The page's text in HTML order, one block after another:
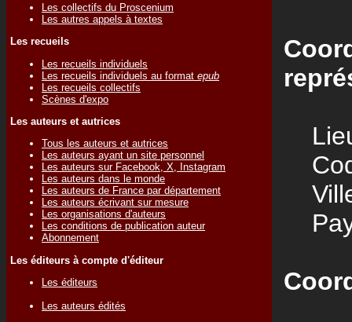
Les collectifs du Proscenium
Les autres appels à textes
Les recueils
Les recueils individuels
Les recueils individuels au format epub
Les recueils collectifs
Scènes d'expo
Les auteurs et autrices
Tous les auteurs et autrices
Les auteurs ayant un site personnel
Les auteurs sur Facebook, X, Instagram
Les auteurs dans le monde
Les auteurs de France par département
Les auteurs écrivant sur mesure
Les organisations d'auteurs
Les conditions de publication auteur
Abonnement
Les éditeurs à compte d'éditeur
Les éditeurs
Les auteurs édités